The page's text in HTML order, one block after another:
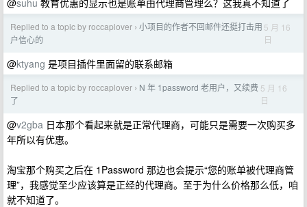
@suhu 教育优惠的显示也是账单由代理商管理么？这我真不知道了
Replied to a topic by roccaplover › 小项目的作者不回邮件还挺打击用
户信心的
5 月 16
日
@ktyang 是项目插件里面留的联系邮箱
Replied to a topic by roccaplover › N 年 1password 老用户，又续费
了
5 月 16
日
@v2gba 日本那个看起来就是正常代理商，可能只是需要一次购买多
年所以有优惠。
淘宝那个购买之后在 1Password 那边也会提示“您的账单被代理商管
理”，我感觉至少应该算是正经的代理商。至于为什么价格那么低，咱
就不知道了。